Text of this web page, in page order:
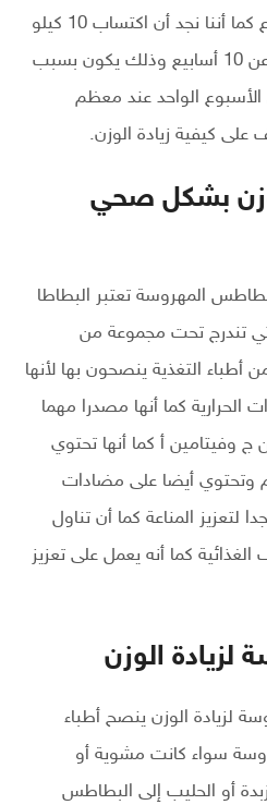
و0.45 كيلو غرام في الأسبوع كما أننا نجد أن اكتساب 10 كيلو
غرامات قد يحتاج إلا ما يقل عن 10 أسابيع وذلك يكون بسبب
الأسبوع الواحد عند معظم
كيفية زيادة الوزن.
بشكل صحي
المهروسة تعتبر البطاطا
تندرج تحت مجموعة من
أطباء التغذية ينصحون بها لأنها
الحرارية كما أنها مصدرا مهما
ج وفيتامين أ كما أنها تحتوي
وتحتوي أيضا على مضادات
لتعزيز المناعة كما أن تناول
كما أنه يعمل على تعزيز
الوزن
لزيادة الوزن ينصح أطباء
سواء كانت مشوية أو
أو الحليب إلى البطاطس